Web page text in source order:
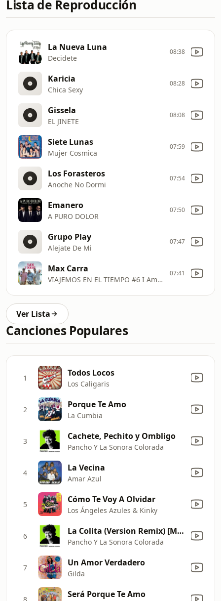
Lista de Reproducción
La Nueva Luna
Decidete
08:38
Karicia
Chica Sexy
08:28
Gissela
EL JINETE
08:08
Siete Lunas
Mujer Cosmica
07:59
Los Forasteros
Anoche No Dormi
07:54
Emanero
A PURO DOLOR
07:50
Grupo Play
Alejate De Mi
07:47
Max Carra
VIAJEMOS EN EL TIEMPO #6 I Amor y Dolor
07:41
Ver Lista
Canciones Populares
1 Todos Locos
Los Caligaris
2 Porque Te Amo
La Cumbia
3 Cachete, Pechito y Ombligo
Pancho Y La Sonora Colorada
4 La Vecina
Amar Azul
5 Cómo Te Voy A Olvidar
Los Ángeles Azules & Kinky
6 La Colita (Version Remix) [Mixed]
Pancho Y La Sonora Colorada
7 Un Amor Verdadero
Gilda
8 Será Porque Te Amo